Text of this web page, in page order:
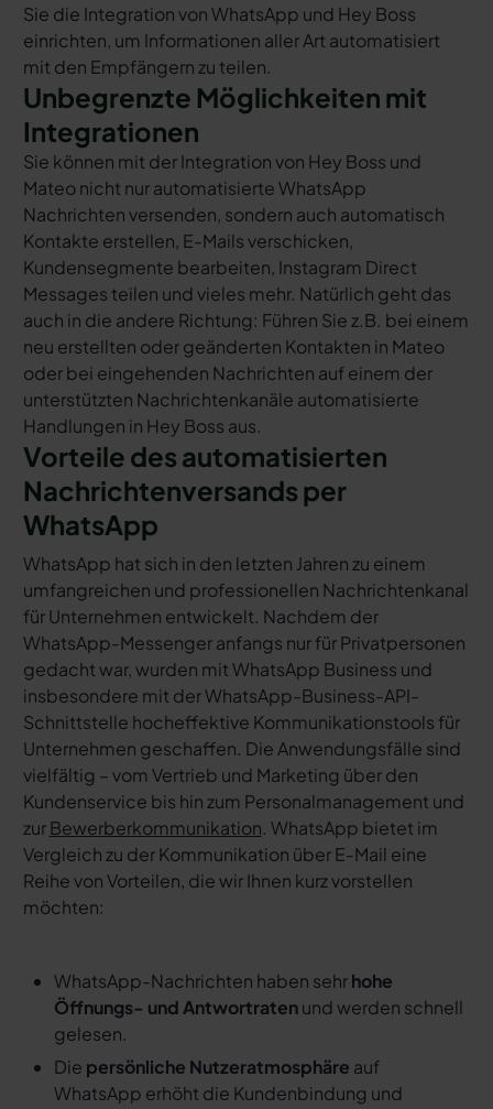
Sie die Integration von WhatsApp und Hey Boss
einrichten, um Informationen aller Art automatisiert
mit den Empfängern zu teilen.
Unbegrenzte Möglichkeiten mit
Integrationen
Sie können mit der Integration von Hey Boss und
Mateo nicht nur automatisierte WhatsApp
Nachrichten versenden, sondern auch automatisch
Kontakte erstellen, E-Mails verschicken,
Kundensegmente bearbeiten, Instagram Direct
Messages teilen und vieles mehr. Natürlich geht das
auch in die andere Richtung: Führen Sie z.B. bei einem
neu erstellten oder geänderten Kontakten in Mateo
oder bei eingehenden Nachrichten auf einem der
unterstützten Nachrichtenkanäle automatisierte
Handlungen in Hey Boss aus.
Vorteile des automatisierten
Nachrichtenversands per
WhatsApp
WhatsApp hat sich in den letzten Jahren zu einem
umfangreichen und professionellen Nachrichtenkanal
für Unternehmen entwickelt. Nachdem der
WhatsApp-Messenger anfangs nur für Privatpersonen
gedacht war, wurden mit WhatsApp Business und
insbesondere mit der WhatsApp-Business-API-
Schnittstelle hocheffektive Kommunikationstools für
Unternehmen geschaffen. Die Anwendungsfälle sind
vielfältig – vom Vertrieb und Marketing über den
Kundenservice bis hin zum Personalmanagement und
zurBewerberkommunikation. WhatsApp bietet im
Vergleich zu der Kommunikation über E-Mail eine
Reihe von Vorteilen, die wir Ihnen kurz vorstellen
möchten:
WhatsApp-Nachrichten haben sehrhohe
Öffnungs- und Antwortratenund werden schnell
gelesen.
Die persönliche Nutzeratmosphäre auf
WhatsApp erhöht die Kundenbindung und